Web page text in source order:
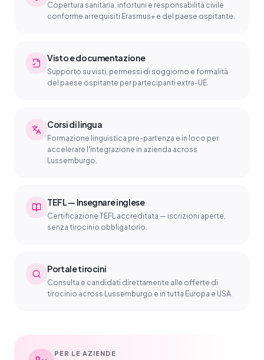
Copertura sanitaria, infortuni e responsabilità civile
conforme ai requisiti Erasmus+ e del paese ospitante.
Visto e documentazione
Supporto su visti, permessi di soggiorno e formalità
del paese ospitante per partecipanti extra-UE.
Corsi di lingua
Formazione linguistica pre-partenza e in loco per
accelerare l'integrazione in azienda across
Lussemburgo.
TEFL — Insegnare inglese
Certificazione TEFL accreditata — iscrizioni aperte,
senza tirocinio obbligatorio.
Portale tirocini
Consulta e candidati direttamente alle offerte di
tirocinio across Lussemburgo e in tutta Europa e USA.
PER LE AZIENDE